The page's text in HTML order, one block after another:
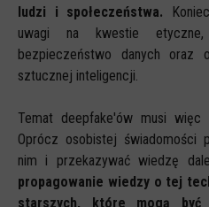
ludzi i społeczeństwa.
uwagi na kwestie
bezpieczeństwo danych oraz
sztucznej inteligencji.
Temat deepfake'ów musi więc
Oprócz osobistej świadomości
nim i przekazywać wiedzę
propagowanie wiedzy o tej
starszych, które mogą być